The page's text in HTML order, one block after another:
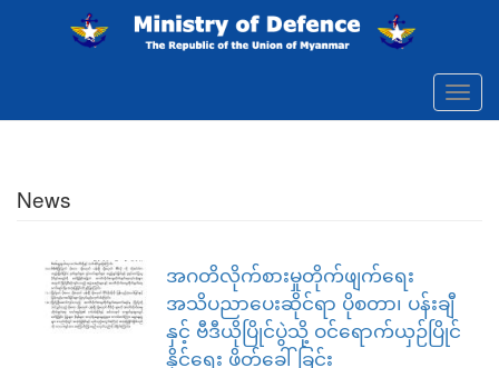
Skip to main content
News
အဂတိလိုက်စားမှုတိုက်ဖျက်ရေး
အသိပညာပေးဆိုင်ရာ ပိုစတာ၊ ပန်းချီ
နှင့် ဗီဒီယိုပြိုင်ပွဲသို့ ဝင်ရောက်ယှဉ်ပြိုင်
နိုင်ရေး ဖိတ်ခေါ်ခြင်း